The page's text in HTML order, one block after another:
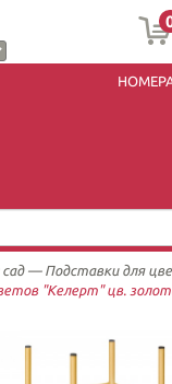
— Подставки для
"Келерт" цв.